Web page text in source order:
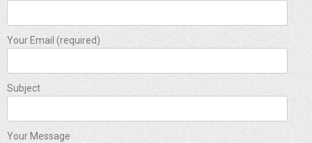
Your Email (required)
Subject
Your Message